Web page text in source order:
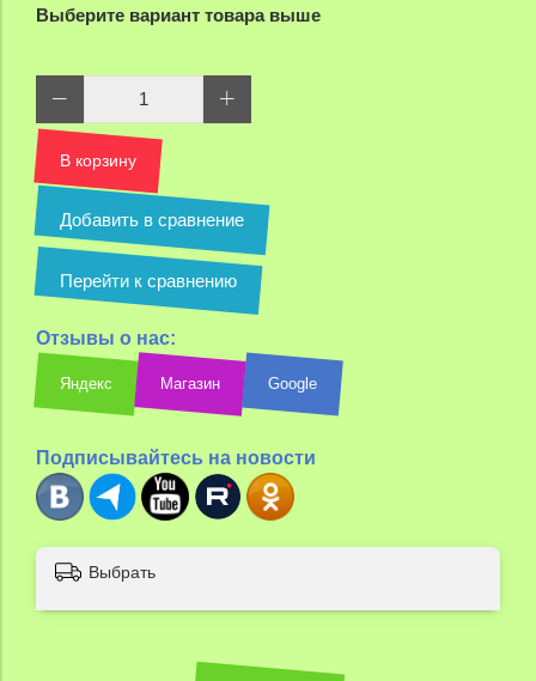
Выберите вариант товара выше
В корзину
Добавить в сравнение
Перейти к сравнению
Отзывы о нас:
Яндекс Магазин Google
Подписывайтесь на новости
Выбрать